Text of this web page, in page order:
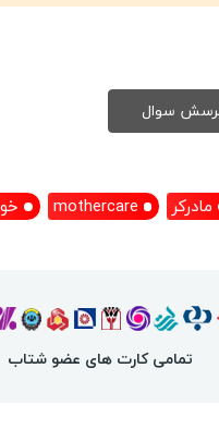
مادرکر mothercare
تمامی کارت های عضو شتاب